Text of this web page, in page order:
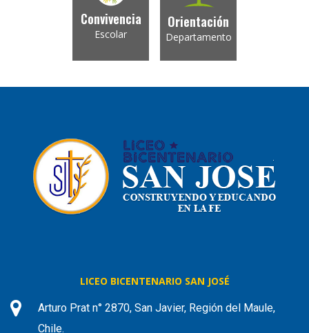
Convivencia
Escolar
Orientación
Departamento
LICEO BICENTENARIO SAN JOSÉ
Arturo Prat n° 2870, San Javier, Región del Maule,
Chile.